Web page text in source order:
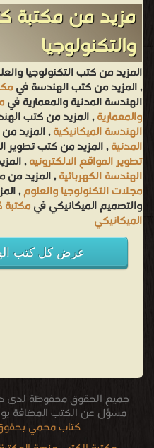
مزيد من مكتبة
والتكنولوجيا
المزيد من كتب التكنولوجيا
, المزيد من كتب الهندسة في
الهندسة المدنية والمعمارية في
والمعمارية, المزيد من كتب
الهندسة الميكانيكية, المزيد
المدنية, المزيد من كتب تطوير
تطوير المواقع الالكترونيه,
الهندسة الكهربائية, المزيد من
مجلات التكنولوجيا والعلوم,
والتصميم الميكانيكي في
الميكانيكي
عرض كل كتب
جميع الحقوق محفوظة لدى
مسؤل عن الكتب المضافة
كتاب محمي